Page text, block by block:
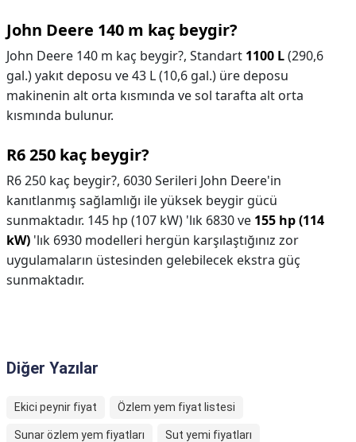
John Deere 140 m kaç beygir?
John Deere 140 m kaç beygir?, Standart 1100 L(290,6
gal.) yakıt deposu ve 43 L (10,6 gal.) üre deposu
makinenin alt orta kısmında ve sol tarafta alt orta
kısmında bulunur.
R6 250 kaç beygir?
R6 250 kaç beygir?, 6030 Serileri John Deere'in
kanıtlanmış sağlamlığı ile yüksek beygir gücü
sunmaktadır. 145 hp (107 kW) 'lık 6830 ve 155 hp (114
kW) 'lık 6930 modelleri hergün karşılaştığınız zor
uygulamaların üstesinden gelebilecek ekstra güç
sunmaktadır.
Diğer Yazılar
Ekici peynir fiyat Özlem yem fiyat listesi
Sunar özlem yem fiyatları Sut yemi fiyatları